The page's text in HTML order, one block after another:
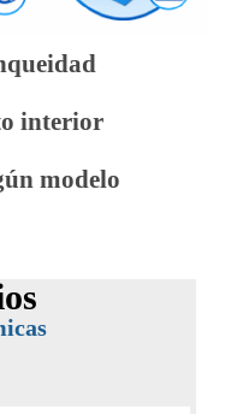
interior
modelo